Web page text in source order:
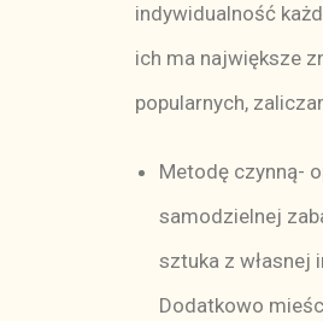
indywidualność
ich ma największe
popularnych,
Metodę czynną-
samodzielnej
sztuka z własnej
Dodatkowo